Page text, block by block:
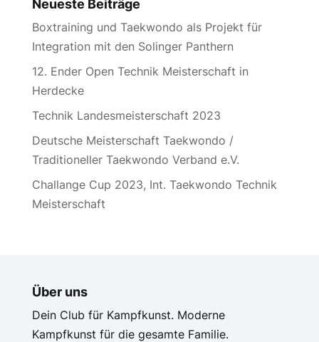
Neueste Beiträge
Boxtraining und Taekwondo als Projekt für
Integration mit den Solinger Panthern
12. Ender Open Technik Meisterschaft in
Herdecke
Technik Landesmeisterschaft 2023
Deutsche Meisterschaft Taekwondo /
Traditioneller Taekwondo Verband e.V.
Challange Cup 2023, Int. Taekwondo Technik
Meisterschaft
Über uns
Dein Club für Kampfkunst. Moderne
Kampfkunst für die gesamte Familie.